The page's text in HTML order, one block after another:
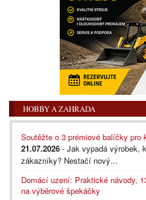
HOBBY A ZAHRADA
Soutěžte o 3 prémiové balíčky pro
21.07.2026 - Jak vypadá výrobek,
zákazníky? Nestačí nový...
Domácí uzení: Praktické návody,
na výběrové špekáčky